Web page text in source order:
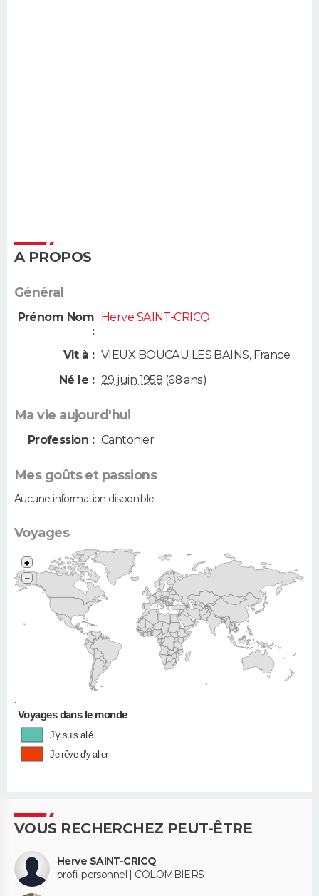
A PROPOS
Général
Prénom Nom
:
Herve SAINT-CRICQ
Vit à : VIEUX BOUCAU LES BAINS, France
Né le : 29 juin 1958 (68 ans)
Ma vie aujourd'hui
Profession : Cantonier
Mes goûts et passions
Aucune information disponible
Voyages
•
+
−
Voyages dans le monde
J'y suis allé
Je rêve d'y aller
VOUS RECHERCHEZ PEUT-ÊTRE
Herve SAINT-CRICQ
profil personnel | COLOMBIERS